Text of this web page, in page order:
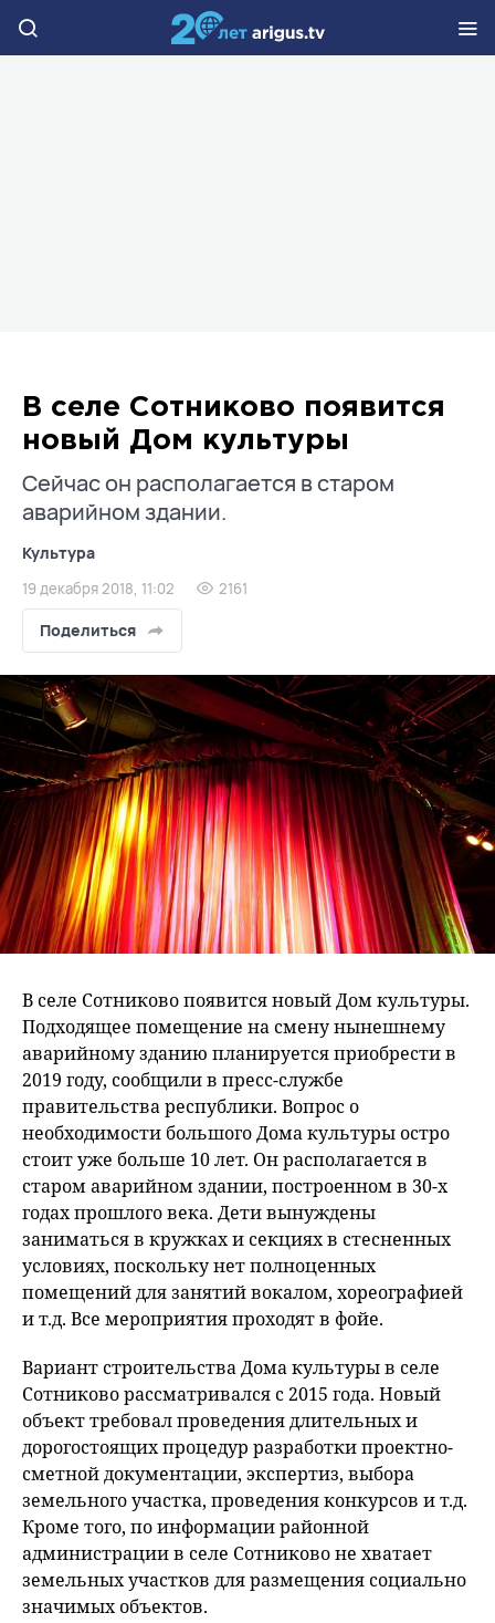
В селе Сотниково появится
новый Дом культуры
Сейчас он располагается в старом
аварийном здании.
Культура
19 декабря 2018, 11:02 2161
Поделиться
В селе Сотниково появится новый Дом культуры.
Подходящее помещение на смену нынешнему
аварийному зданию планируется приобрести в
2019 году, сообщили в пресс-службе
правительства республики. Вопрос о
необходимости большого Дома культуры остро
стоит уже больше 10 лет. Он располагается в
старом аварийном здании, построенном в 30-х
годах прошлого века. Дети вынуждены
заниматься в кружках и секциях в стесненных
условиях, поскольку нет полноценных
помещений для занятий вокалом, хореографией
и т.д. Все мероприятия проходят в фойе.
Вариант строительства Дома культуры в селе
Сотниково рассматривался с 2015 года. Новый
объект требовал проведения длительных и
дорогостоящих процедур разработки проектно-
сметной документации, экспертиз, выбора
земельного участка, проведения конкурсов и т.д.
Кроме того, по информации районной
администрации в селе Сотниково не хватает
земельных участков для размещения социально
значимых объектов.